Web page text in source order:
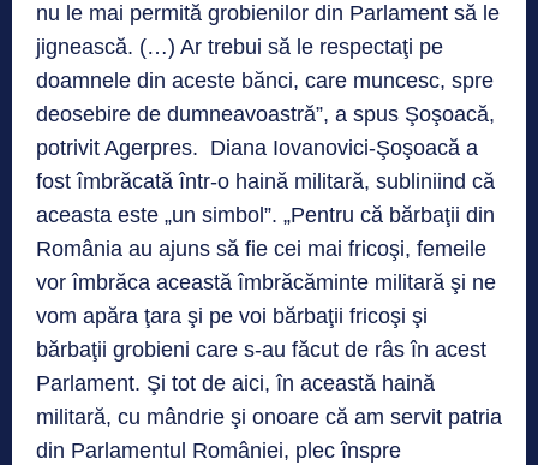
nu le mai permită grobienilor din Parlament să le
jignească. (…) Ar trebui să le respectaţi pe
doamnele din aceste bănci, care muncesc, spre
deosebire de dumneavoastră”, a spus Şoşoacă,
potrivit Agerpres. Diana Iovanovici-Şoşoacă a
fost îmbrăcată într-o haină militară, subliniind că
aceasta este „un simbol”. „Pentru că bărbaţii din
România au ajuns să fie cei mai fricoşi, femeile
vor îmbrăca această îmbrăcăminte militară şi ne
vom apăra ţara şi pe voi bărbaţii fricoşi şi
bărbaţii grobieni care s-au făcut de râs în acest
Parlament. Şi tot de aici, în această haină
militară, cu mândrie şi onoare că am servit patria
din Parlamentul României, plec înspre